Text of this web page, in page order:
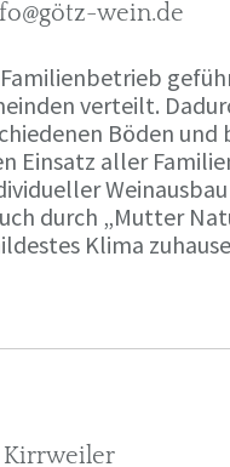
wein.de
verteilt.
Böden
Einsatz aller
durch „Mutter
Klima
Kirrweiler